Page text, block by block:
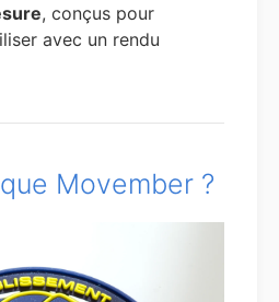
, conçus pour
avec un rendu
Movember ?